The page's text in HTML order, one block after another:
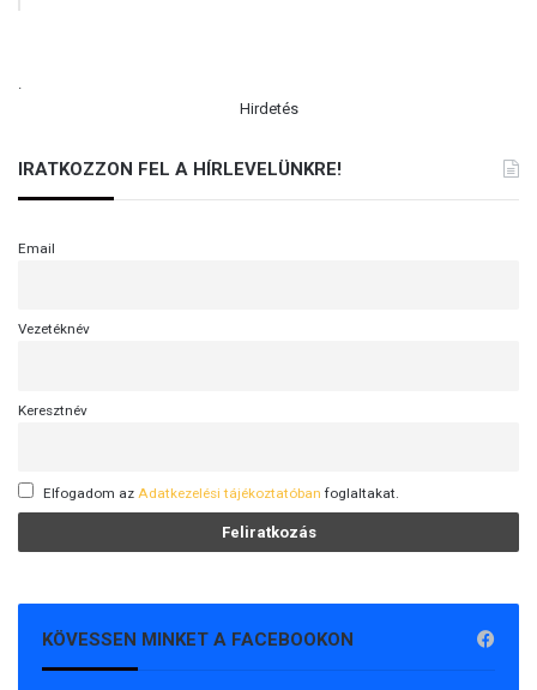
Hirdetés
IRATKOZZON FEL A HÍRLEVELÜNKRE!
Email
Vezetéknév
Keresztnév
Elfogadom az Adatkezelési tájékoztatóban foglaltakat.
KÖVESSEN MINKET A FACEBOOKON